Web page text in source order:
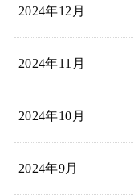
2024年12月
2024年11月
2024年10月
2024年9月